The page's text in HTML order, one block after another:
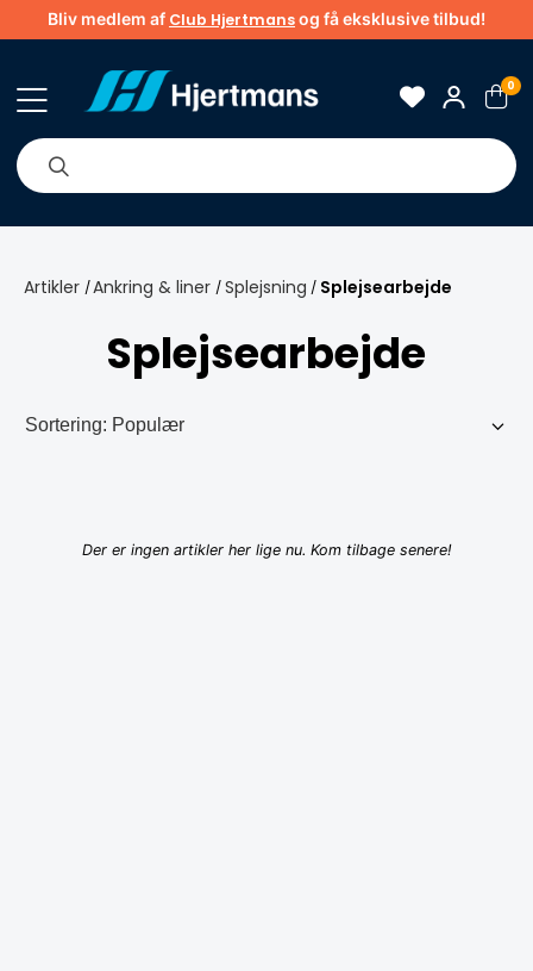
Bliv medlem af Club Hjertmansog få eksklusive tilbud!
0
Om os Brands Tips & guider
Artikler /Ankring & liner / Splejsning / Splejsearbejde
Splejsearbejde
Der er ingen artikler her lige nu. Kom tilbage senere!